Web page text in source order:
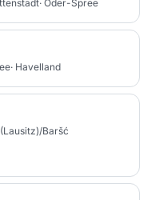
· Oder-Spree
· Havelland
Baršć